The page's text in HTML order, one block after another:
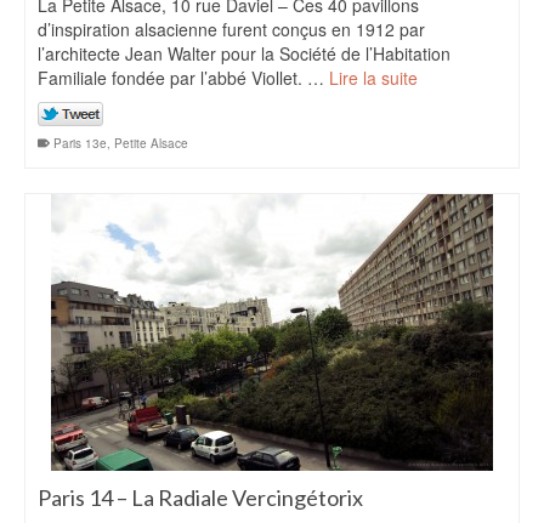
La Petite Alsace, 10 rue Daviel – Ces 40 pavillons
d’inspiration alsacienne furent conçus en 1912 par
l’architecte Jean Walter pour la Société de l’Habitation
Familiale fondée par l’abbé Viollet. … Lire la suite
Paris 13e, Petite Alsace
Paris 14 – La Radiale Vercingétorix